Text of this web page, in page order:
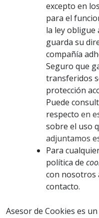
excepto en
para el
la ley obligue
guarda su
compañía
Seguro que
transferidos
protección
Puede
respecto en
sobre el uso
adjuntamos
Para
política de
con nosotros
contacto.
Asesor de Cookies es un